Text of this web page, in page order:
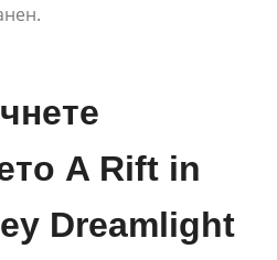
A Rift in
Dreamlight